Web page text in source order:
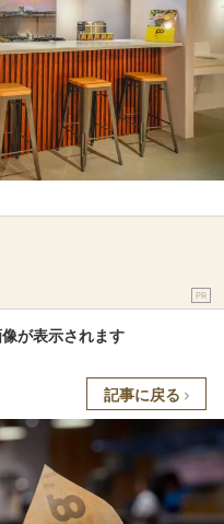
PR
が表示されます
記事に戻る